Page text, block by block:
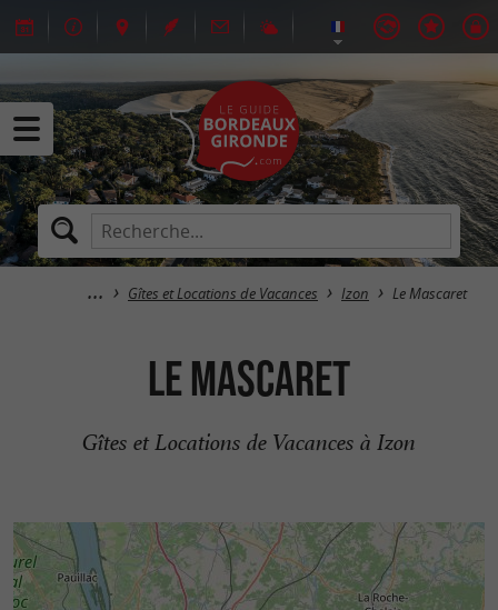
Gîtes et Locations de Vacances Izon Le Mascaret
Le Mascaret
Gîtes et Locations de Vacances à Izon